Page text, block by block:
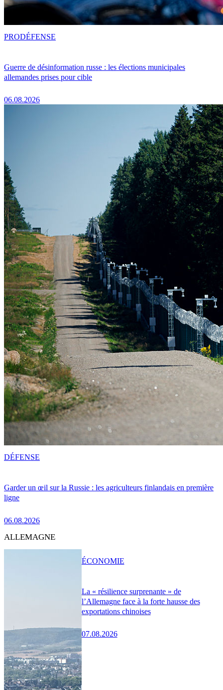
Guerre de désinformation russe : les élections municipales
allemandes prises pour cible
06.08.2026
PRODÉFENSE
Garder un œil sur la Russie : les agriculteurs finlandais en première
ligne
06.08.2026
DÉFENSE
ALLEMAGNE
La « résilience surprenante » de
l’Allemagne face à la forte hausse des
exportations chinoises
07.08.2026
ÉCONOMIE